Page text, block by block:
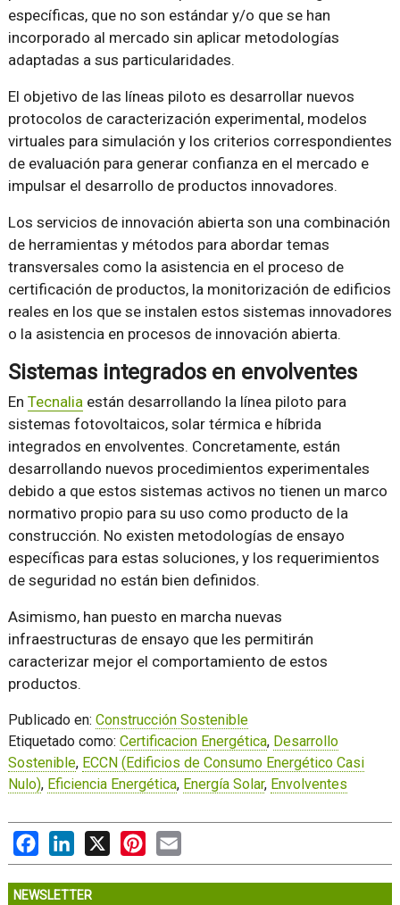
específicas, que no son estándar y/o que se han
incorporado al mercado sin aplicar metodologías
adaptadas a sus particularidades.
El objetivo de las líneas piloto es desarrollar nuevos
protocolos de caracterización experimental, modelos
virtuales para simulación y los criterios correspondientes
de evaluación para generar confianza en el mercado e
impulsar el desarrollo de productos innovadores.
Los servicios de innovación abierta son una combinación
de herramientas y métodos para abordar temas
transversales como la asistencia en el proceso de
certificación de productos, la monitorización de edificios
reales en los que se instalen estos sistemas innovadores
o la asistencia en procesos de innovación abierta.
Sistemas integrados en envolventes
En Tecnalia están desarrollando la línea piloto para
sistemas fotovoltaicos, solar térmica e híbrida
integrados en envolventes. Concretamente, están
desarrollando nuevos procedimientos experimentales
debido a que estos sistemas activos no tienen un marco
normativo propio para su uso como producto de la
construcción. No existen metodologías de ensayo
específicas para estas soluciones, y los requerimientos
de seguridad no están bien definidos.
Asimismo, han puesto en marcha nuevas
infraestructuras de ensayo que les permitirán
caracterizar mejor el comportamiento de estos
productos.
Publicado en: Construcción Sostenible
Etiquetado como: Certificacion Energética, Desarrollo
Sostenible, ECCN (Edificios de Consumo Energético Casi
Nulo), Eficiencia Energética, Energía Solar, Envolventes
FacebookLinkedIn
X PinterestEmail
NEWSLETTER